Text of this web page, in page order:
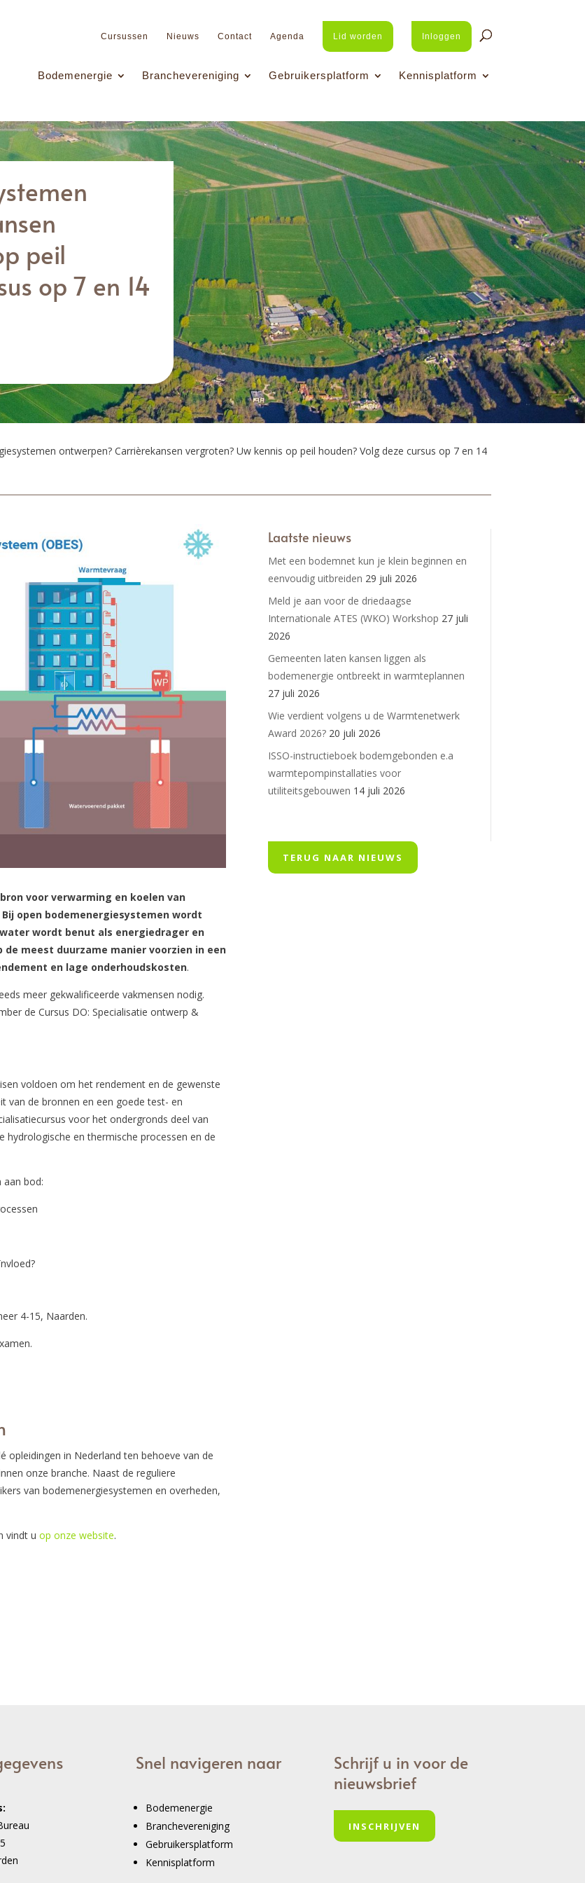
Cursussen Nieuws Contact Agenda Lid worden Inloggen
Bodemenergie Branchevereniging Gebruikersplatform Kennisplatform
peil
op 7 en 14
ontwerpen? Carrièrekansen vergroten? Uw kennis op peil houden? Volg deze cursus op 7 en 14
voor verwarming en koelen van
open bodemenergiesystemen wordt
wordt benut als energiedrager en
meest duurzame manier voorzien in een
en lage onderhoudskosten.
meer gekwalificeerde vakmensen nodig.
de Cursus DO: Specialisatie ontwerp &
voldoen om het rendement en de gewenste
van de bronnen en een goede test- en
voor het ondergronds deel van
en thermische processen en de
aan bod:
4-15, Naarden.
opleidingen in Nederland ten behoeve van de
onze branche. Naast de reguliere
van bodemenergiesystemen en overheden,
vindt uop onze website.
Laatste nieuws
Met een bodemnet kun je klein beginnen en
eenvoudig uitbreiden 29 juli 2026
Meld je aan voor de driedaagse
Internationale ATES (WKO) Workshop 27 juli
2026
Gemeenten laten kansen liggen als
bodemenergie ontbreekt in warmteplannen
27 juli 2026
Wie verdient volgens u de Warmtenetwerk
Award 2026? 20 juli 2026
ISSO-instructieboek bodemgebonden e.a
warmtepompinstallaties voor
utiliteitsgebouwen 14 juli 2026
TERUG NAAR NIEUWS
Snel navigeren naar
Bodemenergie
Branchevereniging
Gebruikersplatform
Kennisplatform
Schrijf u in voor de
nieuwsbrief
INSCHRIJVEN